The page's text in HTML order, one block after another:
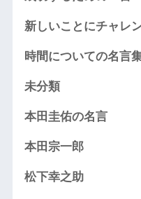
新しいことにチャレ
時間についての名言
未分類
本田圭佑の名言
本田宗一郎
松下幸之助